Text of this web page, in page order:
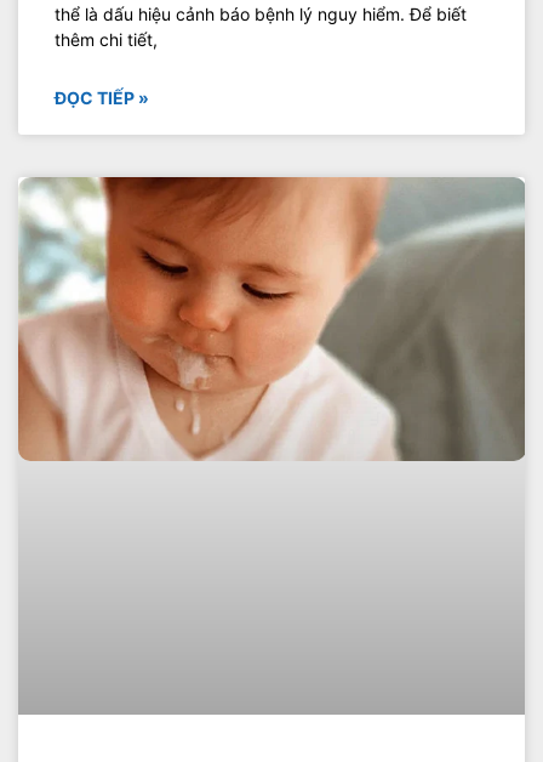
thể là dấu hiệu cảnh báo bệnh lý nguy hiểm. Để biết
thêm chi tiết,
ĐỌC TIẾP »